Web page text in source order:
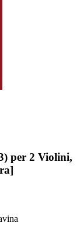
per 2 Violini,